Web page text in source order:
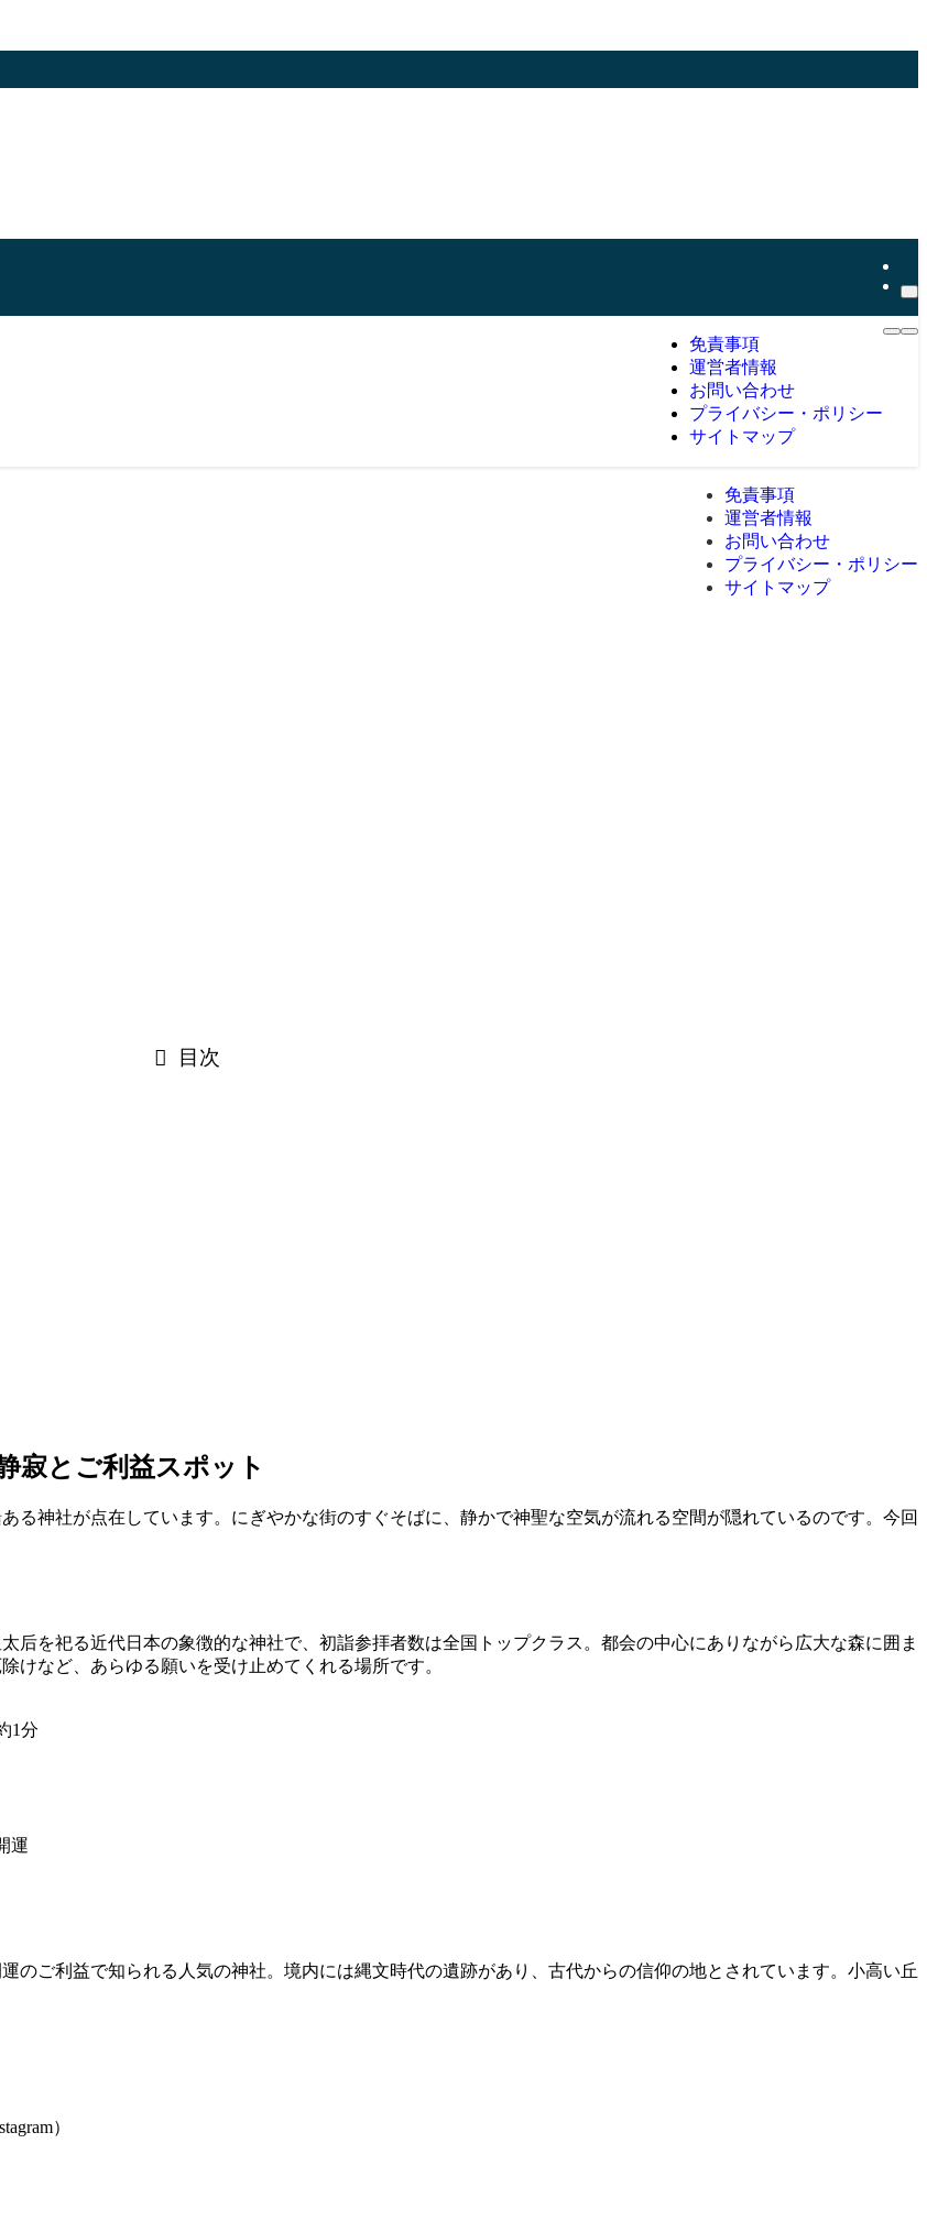
免責事項
運営者情報
お問い合わせ
プライバシー・ポリシー
サイトマップ
免責事項
運営者情報
お問い合わせ
プライバシー・ポリシー
サイトマップ
目次
寂とご利益スポット
る神社が点在しています。にぎやかな街のすぐそばに、静かで神聖な空気が流れる空間が隠れているのです。今回
后を祀る近代日本の象徴的な神社で、初詣参拝者数は全国トップクラス。都会の中心にありながら広大な森に囲ま
けなど、あらゆる願いを受け止めてくれる場所です。
1分
運
のご利益で知られる人気の神社。境内には縄文時代の遺跡があり、古代からの信仰の地とされています。小高い丘
）